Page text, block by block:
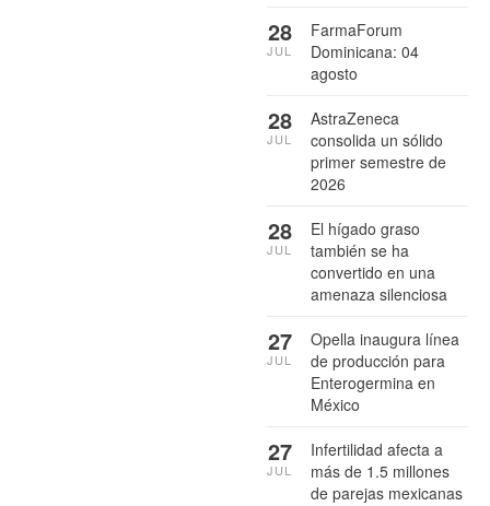
FarmaForum
Dominicana: 04
agosto
28
JUL
AstraZeneca
consolida un sólido
primer semestre de
2026
28
JUL
El hígado graso
también se ha
convertido en una
amenaza silenciosa
28
JUL
Opella inaugura línea
de producción para
Enterogermina en
México
27
JUL
Infertilidad afecta a
más de 1.5 millones
de parejas mexicanas
27
JUL